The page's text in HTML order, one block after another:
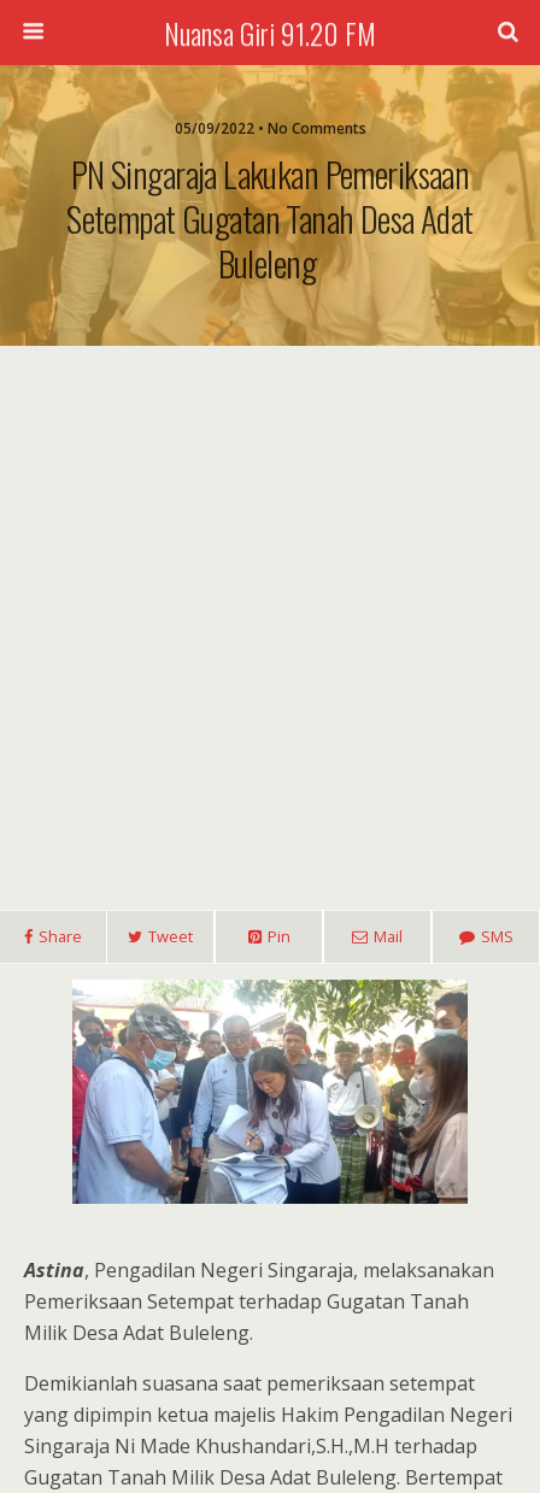
Nuansa Giri 91.20 FM
05/09/2022 • No Comments
PN Singaraja Lakukan Pemeriksaan
Setempat Gugatan Tanah Desa Adat
Buleleng
Share Tweet Pin Mail SMS
Astina, Pengadilan Negeri Singaraja, melaksanakan
Pemeriksaan Setempat terhadap Gugatan Tanah
Milik Desa Adat Buleleng.
Demikianlah suasana saat pemeriksaan setempat
yang dipimpin ketua majelis Hakim Pengadilan Negeri
Singaraja Ni Made Khushandari,S.H.,M.H terhadap
Gugatan Tanah Milik Desa Adat Buleleng. Bertempat